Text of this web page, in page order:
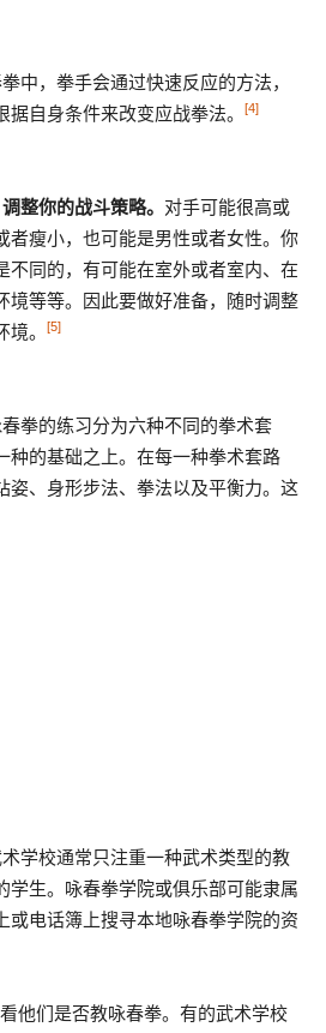
中，拳手会通过快速反应的方法，
自身条件来改变应战拳法。
[4]
整你的战斗策略。 对手可能很高或
者瘦小，也可能是男性或者女性。你
不同的，有可能在室外或者室内、在
境等等。因此要做好准备，随时调整
。
[5]
春拳的练习分为六种不同的拳术套
种的基础之上。在每一种拳术套路
姿、身形步法、拳法以及平衡力。这
学校通常只注重一种武术类型的教
学生。咏春拳学院或俱乐部可能隶属
或电话簿上搜寻本地咏春拳学院的资
他们是否教咏春拳。有的武术学校